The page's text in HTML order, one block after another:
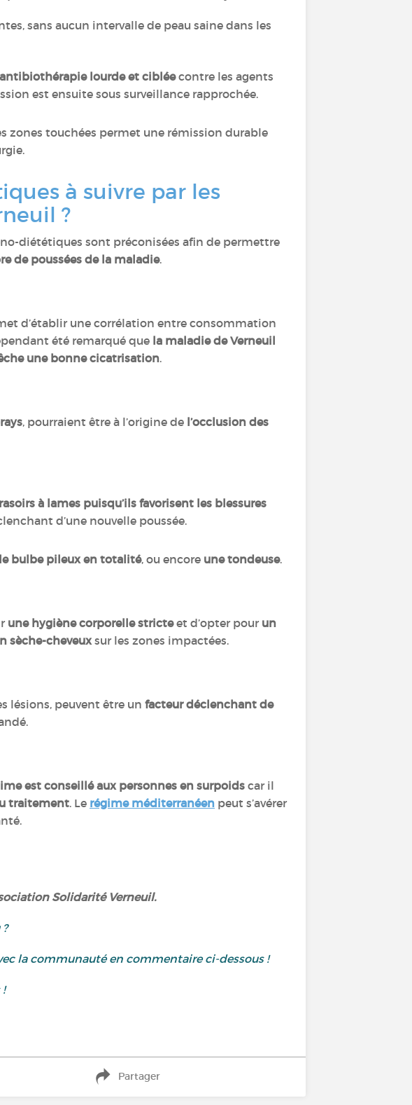
sans aucun intervalle de peau saine dans les
lourde et cibléecontre les agents
est ensuite sous surveillance rapprochée.
zones touchées permet une rémission durable
à suivre par les
?
diététiques sont préconisées afin de permettre
de poussées de la maladie.
d’établir une corrélation entre consommation
été remarqué que la maladie de Verneuil
une bonne cicatrisation.
, pourraient être à l’origine de l’occlusion des
rasoirs à lames puisqu’ils favorisent les blessures
d’une nouvelle poussée.
bulbe pileux en totalité, ou encore une tondeuse.
une hygiène corporelle stricteet d’opter pour un
sèche-cheveuxsur les zones impactées.
lésions, peuvent être un facteur déclenchant de
est conseillé aux personnes en surpoidscar il
traitement. Le régime méditerranéen peut s’avérer
Solidarité Verneuil.
la communauté en commentaire ci-dessous !
Partager